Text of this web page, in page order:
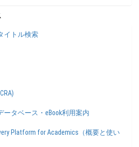
イトル検索
タベース・eBook利用案内
Platform for Academics（概要と使い